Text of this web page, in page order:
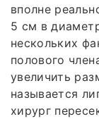
вполне
5 см в
нескольких
полового
увеличить
называется
хирург